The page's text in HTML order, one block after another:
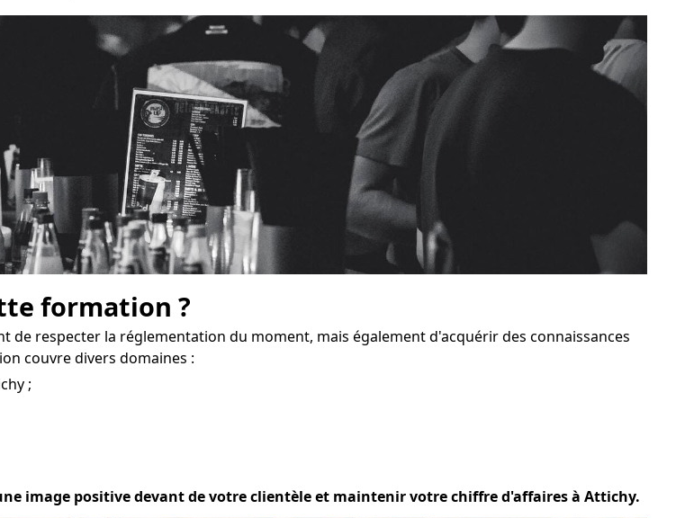
formation ?
de respecter la réglementation du moment, mais également d'acquérir des connaissances
couvre divers domaines :
;
image positive devant de votre clientèle et maintenir votre chiffre d'affaires à Attichy.